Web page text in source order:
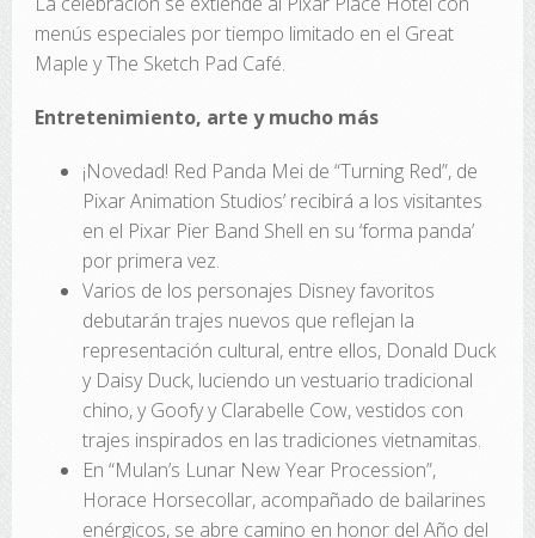
menús especiales por tiempo limitado en el Great
Maple y The Sketch Pad Café.
Entretenimiento, arte y mucho más
¡Novedad! Red Panda Mei de “Turning Red”, de
Pixar Animation Studios’ recibirá a los visitantes
en el Pixar Pier Band Shell en su ‘forma panda’
por primera vez.
Varios de los personajes Disney favoritos
debutarán trajes nuevos que reflejan la
representación cultural, entre ellos, Donald Duck
y Daisy Duck, luciendo un vestuario tradicional
chino, y Goofy y Clarabelle Cow, vestidos con
trajes inspirados en las tradiciones vietnamitas.
En “Mulan’s Lunar New Year Procession”,
Horace Horsecollar, acompañado de bailarines
enérgicos, se abre camino en honor del Año del